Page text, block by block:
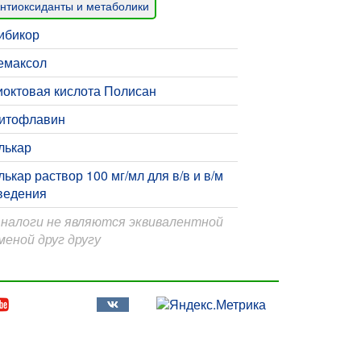
и метаболики
кислота Полисан
раствор 100 мг/мл для в/в и в/м
не являются эквивалентной
друг другу